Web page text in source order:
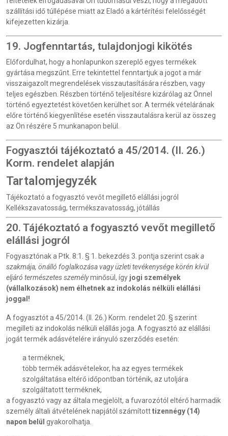
szállítási idő túllépése miatt az Eladó a kártérítési felelősségét
kifejezetten kizárja.
19. Jogfenntartás, tulajdonjogi kikötés
Előfordulhat, hogy a honlapunkon szereplő egyes termékek
gyártása megszűnt. Erre tekintettel fenntartjuk a jogot a már
visszaigazolt megrendelések visszautasítására részben, vagy
teljes egészben. Részben történő teljesítésre kizárólag az Önnel
történő egyeztetést követően kerülhet sor. A termék vételárának
előre történő kiegyenlítése esetén visszautalásra kerül az összeg
az Ön részére 5 munkanapon belül.
Fogyasztói tájékoztató a 45/2014. (II. 26.)
Korm. rendelet alapján
Tartalomjegyzék
Tájékoztató a fogyasztó vevőt megillető elállási jogról
Kellékszavatosság, termékszavatosság, jótállás
20. Tájékoztató a fogyasztó vevőt megillető
elállási jogról
Fogyasztónak a Ptk. 8:1. § 1. bekezdés 3. pontja szerint csaka
szakmája, önálló foglalkozása vagy üzleti tevékenysége körén kívül
eljáró természetes személyminősül, így jogi személyek
(vállalkozások) nem élhetnek az indokolás nélküli elállási
joggal!
A fogyasztót a 45/2014. (II. 26.) Korm. rendelet 20. § szerint
megilleti az indokolás nélküli elállás joga. A fogyasztó az elállási
jogát termék adásvételére irányuló szerződés esetén:
a terméknek,
több termék adásvételekor, ha az egyes termékek
szolgáltatása eltérő időpontban történik, az utoljára
szolgáltatott terméknek,
a fogyasztó vagy az általa megjelölt, a fuvarozótól eltérő harmadik
személy általi átvételének napjától számítotttizennégy (14)
napon belül gyakorolhatja.